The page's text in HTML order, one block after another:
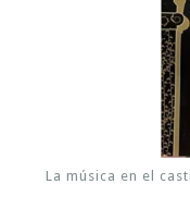
La música en el